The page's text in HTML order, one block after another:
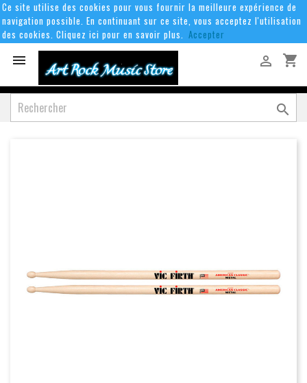
Ce site utilise des cookies pour vous fournir la meilleure expérience de
navigation possible. En continuant sur ce site, vous acceptez l'utilisation
des cookies. Cliquez ici pour en savoir plus. Accepter
 shopping_cart

